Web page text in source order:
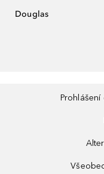
Douglas